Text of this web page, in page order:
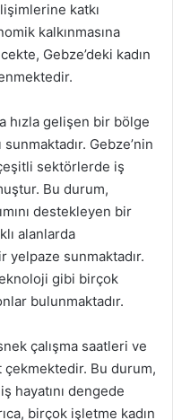
katkı
kalkınmasına
Gebze’deki kadın
hızla gelişen bir bölge
Gebze’nin
sektörlerde iş
Bu durum,
destekleyen bir
alanlarda
yelpaze sunmaktadır.
gibi birçok
bulunmaktadır.
çalışma saatleri ve
çekmektedir. Bu durum,
hayatını dengede
birçok işletme kadın